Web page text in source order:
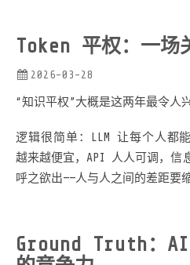
Token 平权：一场
2026-03-28
“知识平权”大概是这两年最令人
逻辑很简单：LLM 让每个人都
越来越便宜，API 人人可调，信
呼之欲出——人与人之间的差距要
Ground Truth：